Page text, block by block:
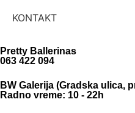
KONTAKT
Pretty Ballerinas
063 422 094
BW Galerija (Gradska ulica,
Radno vreme: 10 - 22h